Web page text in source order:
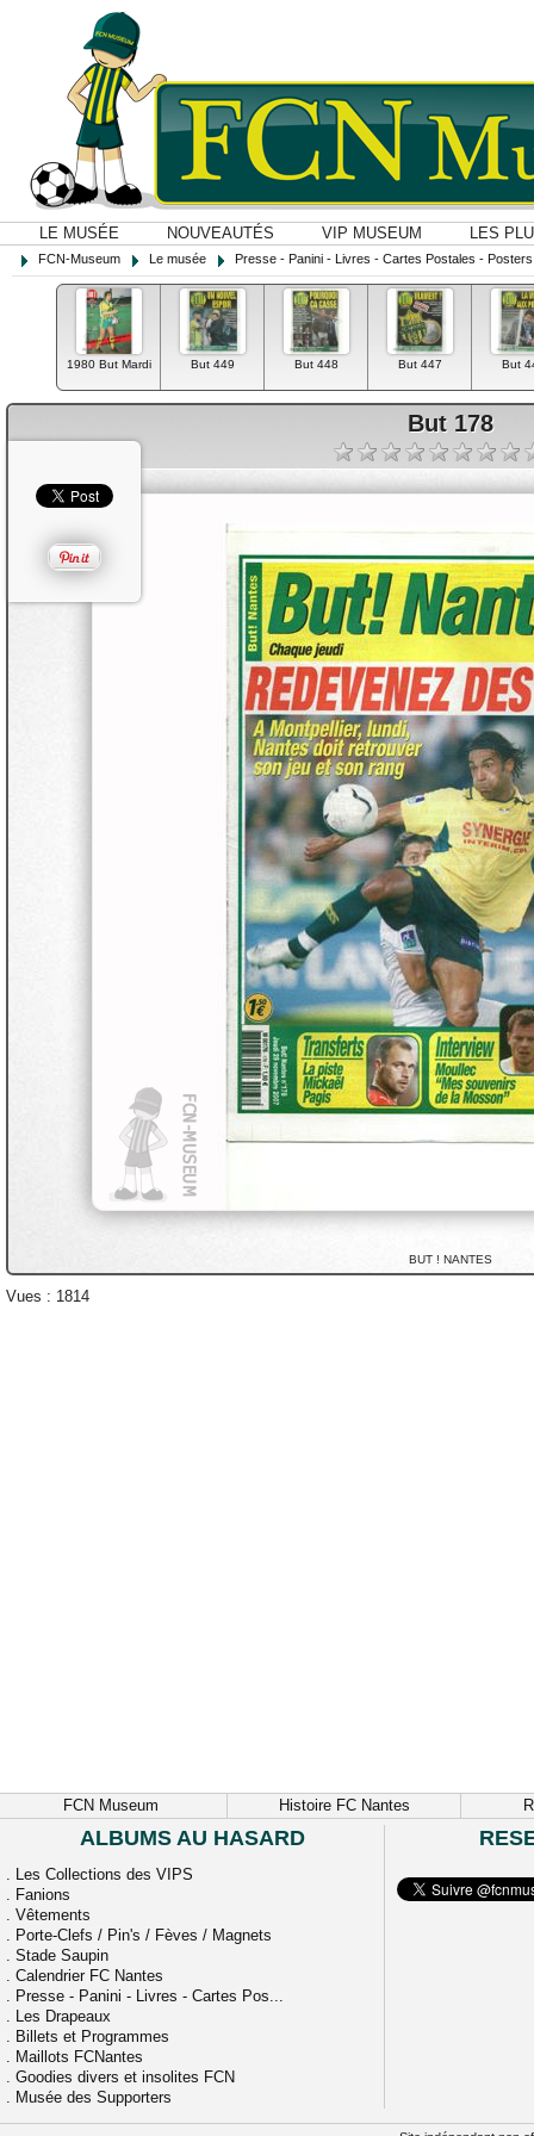
LE MUSÉE NOUVEAUTÉS VIP MUSEUM LES
FCN-Museum Le musée Presse - Panini - Livres - Cartes Postales -
1980 But Mardi But 449 But 448 But 447 But
But 178
BUT ! NANTES
Vues : 1814
FCN Museum Histoire FC Nantes
ALBUMS AU HASARD
. Les Collections des VIPS
. Fanions
. Vêtements
. Porte-Clefs / Pin's / Fèves / Magnets
. Stade Saupin
. Calendrier FC Nantes
. Presse - Panini - Livres - Cartes Pos...
. Les Drapeaux
. Billets et Programmes
. Maillots FCNantes
. Goodies divers et insolites FCN
. Musée des Supporters